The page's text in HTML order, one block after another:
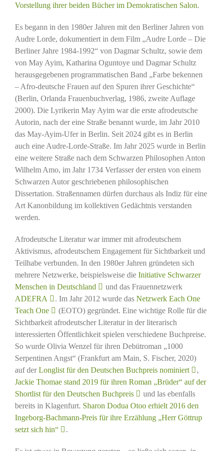
Vorstellung ihrer beiden Bücher im Demokratischen Salon.
Es begann in den 1980er Jahren mit den Berliner Jahren von
Audre Lorde, dokumentiert in dem Film „Audre Lorde – Die
Berliner Jahre 1984-1992“ von Dagmar Schultz, sowie dem
von May Ayim, Katharina Oguntoye und Dagmar Schultz
herausgegebenen programmatischen Band „Farbe bekennen
– Afro-deutsche Frauen auf den Spuren ihrer Geschichte“
(Berlin, Orlanda Frauenbuchverlag, 1986, zweite Auflage
2000). Die Lyrikerin May Ayim war die erste afrodeutsche
Autorin, nach der eine Straße benannt wurde, im Jahr 2010
das May-Ayim-Ufer in Berlin. Seit 2024 gibt es in Berlin
auch eine Audre-Lorde-Straße. Im Jahr 2025 wurde in Berlin
eine weitere Straße nach dem Schwarzen Philosophen Anton
Wilhelm Amo, im Jahr 1734 Verfasser der ersten von einem
Schwarzen Autor geschriebenen philosophischen
Dissertation. Straßennamen dürfen durchaus als Indiz für eine
Art Kanonbildung im kollektiven Gedächtnis verstanden
werden.
Afrodeutsche Literatur war immer mit afrodeutschem
Aktivismus, afrodeutschem Engagement für Sichtbarkeit und
Teilhabe verbunden. In den 1980er Jahren gründeten sich
mehrere Netzwerke, beispielsweise die Initiative Schwarzer
Menschen in Deutschland
und das Frauennetzwerk
ADEFRA
. Im Jahr 2012 wurde das Netzwerk Each One
Teach One
(EOTO) gegründet. Eine wichtige Rolle für die
Sichtbarkeit afrodeutscher Literatur in der literarisch
interessierten Öffentlichkeit spielen verschiedene Buchpreise.
So wurde Olivia Wenzel für ihren Debütroman „1000
Serpentinen Angst“ (Frankfurt am Main, S. Fischer, 2020)
auf derLonglist für den Deutschen Buchpreis nominiert
,
Jackie Thomae stand 2019 für ihren Roman „Brüder“ auf der
Shortlist für den Deutschen Buchpreis
und las ebenfalls
bereits in Klagenfurt. Sharon Dodua Otoo erhielt 2016 den
Ingeborg-Bachmann-Preis für ihre Erzählung „Herr Göttrup
setzt sich hin“
.